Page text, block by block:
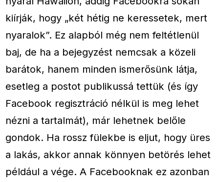
kiírják, hogy „két hétig ne keressetek, mert
nyaralok”. Ez alapból még nem feltétlenül
baj, de ha a bejegyzést nemcsak a közeli
barátok, hanem minden ismerősünk látja,
esetleg a postot publikussá tettük (és így
Facebook regisztráció nélkül is meg lehet
nézni a tartalmát), már lehetnek belőle
gondok. Ha rossz fülekbe is eljut, hogy üres
a lakás, akkor annak könnyen betörés lehet
például a vége. A Facebooknak ez azonban